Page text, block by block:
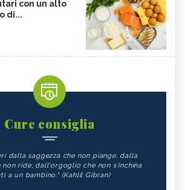
con un alto
di...
Cure consiglia
dalla saggezza che non piange, dalla
non ride, dall'orgoglio che non s'inchina
a un bambino." (Kahlil Gibran)